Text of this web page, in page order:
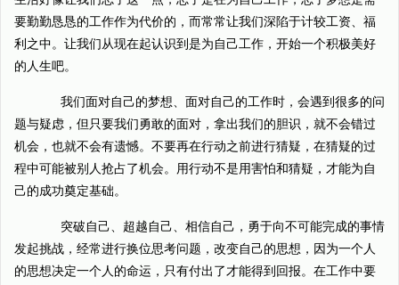
要勤勤恳恳的工作作为代价的，而常常让我们深陷于计较工资、福
利之中。让我们从现在起认识到是为自己工作，开始一个积极美好
的人生吧。
我们面对自己的梦想、面对自己的工作时，会遇到很多的问
题与疑虑，但只要我们勇敢的面对，拿出我们的胆识，就不会错过
机会，也就不会有遗憾。不要再在行动之前进行猜疑，在猜疑的过
程中可能被别人抢占了机会。用行动不是用害怕和猜疑，才能为自
己的成功奠定基础。
突破自己、超越自己、相信自己，勇于向不可能完成的事情
发起挑战，经常进行换位思考问题，改变自己的思想，因为一个人
的思想决定一个人的命运，只有付出了才能得到回报。在工作中要